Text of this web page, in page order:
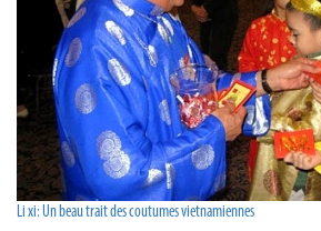
Li xi: Un beau trait des coutumes vietnamiennes